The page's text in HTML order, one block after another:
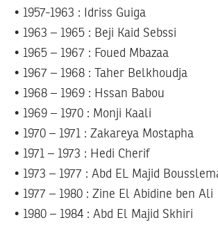
• 1957-1963 : Idriss Guiga
• 1963 – 1965 : Beji Kaid Sebssi
• 1965 – 1967 : Foued Mbazaa
• 1967 – 1968 : Taher Belkhoudja
• 1968 – 1969 : Hssan Babou
• 1969 – 1970 : Monji Kaali
• 1970 – 1971 : Zakareya Mostapha
• 1971 – 1973 : Hedi Cherif
• 1973 – 1977 : Abd EL Majid
• 1977 – 1980 : Zine El Abidine ben Ali
• 1980 – 1984 : Abd El Majid Skhiri